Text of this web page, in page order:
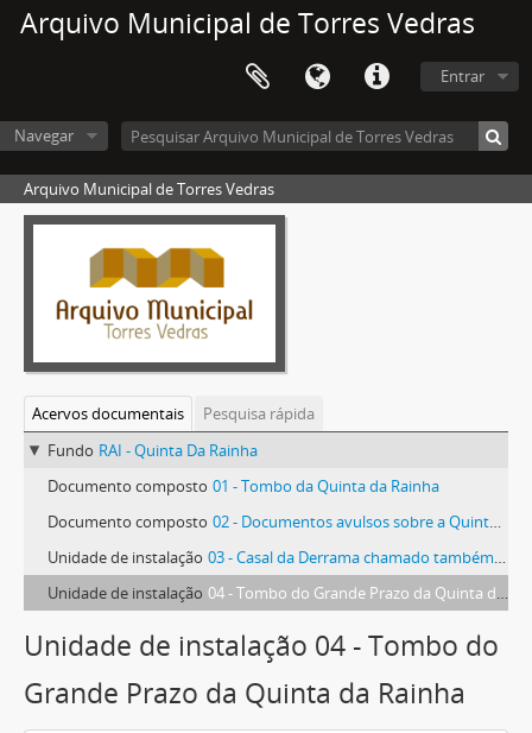
Arquivo Municipal de Torres Vedras
Entrar
Navegar
Arquivo Municipal de Torres Vedras
Acervos documentais
Pesquisa rápida
Fundo RAI - Quinta Da Rainha
Documento composto 01 - Tombo da Quinta da Rainha
Documento composto 02 - Documentos avulsos sobre a Quinta da Rainha
Unidade de instalação 03 - Casal da Derrama chamado também da Gafaria
Unidade de instalação 04 - Tombo do Grande Prazo da Quinta da Rainha
Unidade de instalação 04 - Tombo do
Grande Prazo da Quinta da Rainha